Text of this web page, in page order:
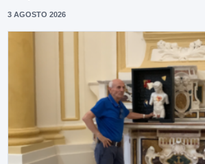
3 AGOSTO 2026